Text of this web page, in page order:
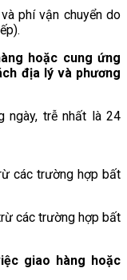
phí vận chuyển do
hoặc cung ứng
địa lý và phương
ngày, trễ nhất là 24
các trường hợp bất
các trường hợp bất
giao hàng hoặc